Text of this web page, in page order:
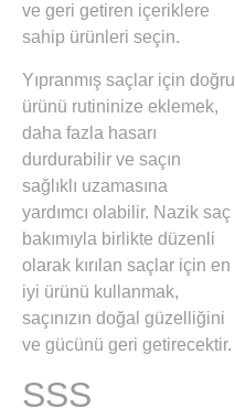
ve geri getiren içeriklere
sahip ürünleri seçin.
Yıpranmış saçlar için doğru
ürünü rutininize eklemek,
daha fazla hasarı
durdurabilir ve saçın
sağlıklı uzamasına
yardımcı olabilir. Nazik saç
bakımıyla birlikte düzenli
olarak kırılan saçlar için en
iyi ürünü kullanmak,
saçınızın doğal güzelliğini
ve gücünü geri getirecektir.
SSS